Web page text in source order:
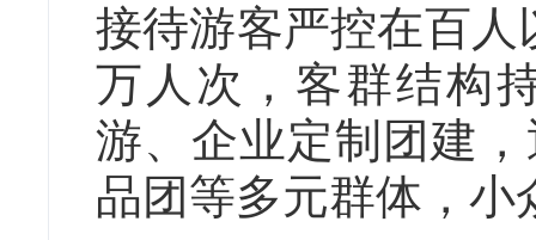
接待游客严控在百
万人次，客群结构
游、企业定制团建
品团等多元群体，